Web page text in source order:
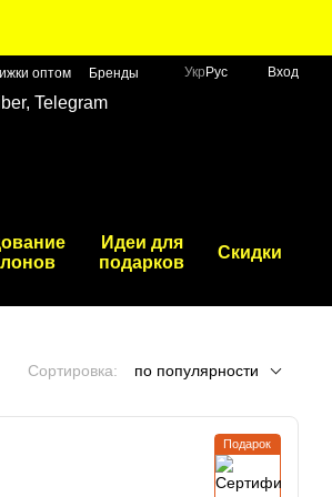
оптом Бренды Укр Рус Вход
Telegram
Идеи для
подарков
Скидки
Сортировка: по популярности
Подарок